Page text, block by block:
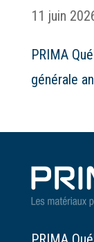
11 juin
PRIMA
générale